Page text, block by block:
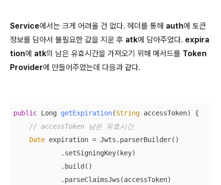
Service에서는 크게 어려울 건 없다. 헤더를 통해 auth에 토큰
정보를 담아서 불필요한 값을 지운 후 atk에 담아주었다. expira
tion에 atk의 남은 유효시간을 가져오기 위해 메서드를 Token
Provider에 만들어주었는데 다음과 같다.
public Long getExpiration(String accessToken)
{
// accessToken 남은 유효시간
Date expiration = Jwts.parserBuilder()
            .setSigningKey(key)
            .build()
            .parseClaimsJws(accessToken)